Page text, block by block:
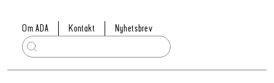
Om ADA Kontakt Nyhetsbrev